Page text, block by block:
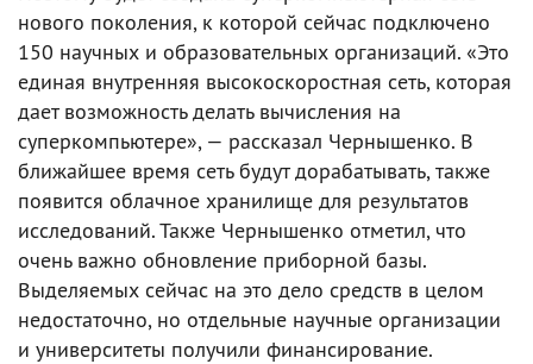
нового поколения, к которой сейчас подключено
150 научных и образовательных организаций. «Это
единая внутренняя высокоскоростная сеть, которая
дает возможность делать вычисления на
суперкомпьютере», — рассказал Чернышенко. В
ближайшее время сеть будут дорабатывать, также
появится облачное хранилище для результатов
исследований. Также Чернышенко отметил, что
очень важно обновление приборной базы.
Выделяемых сейчас на это дело средств в целом
недостаточно, но отдельные научные организации
и университеты получили финансирование.